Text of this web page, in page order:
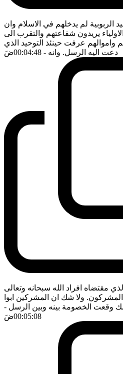
الربوبية لم يدخلهم في الاسلام وان
يريدون شفاعتهم والتقرب الى
واموالهم عرفت حينئذ التوحيد الذي
دعت اليه الرسل. وانه - 00:04:48 ضَ
مقتضاه افراد الله سبحانه وتعالى
المشركون. ولا شك ان المشركين ابوا
وقعت الخصومة بينه وبين الرسل -
00:05:08ضَ